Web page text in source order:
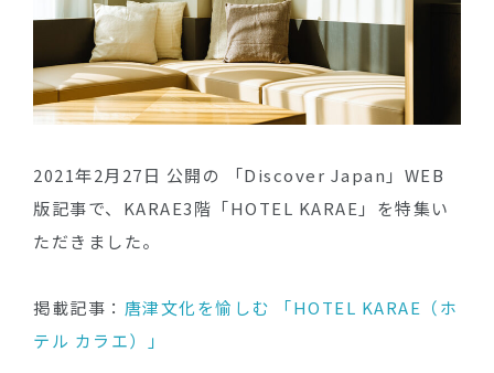
2021年2月27日 公開の 「Discover Japan」WEB
版記事で、KARAE3階「HOTEL KARAE」を特集い
ただきました。
掲載記事： 唐津文化を愉しむ 「HOTEL KARAE（ホ
テル カラエ）」